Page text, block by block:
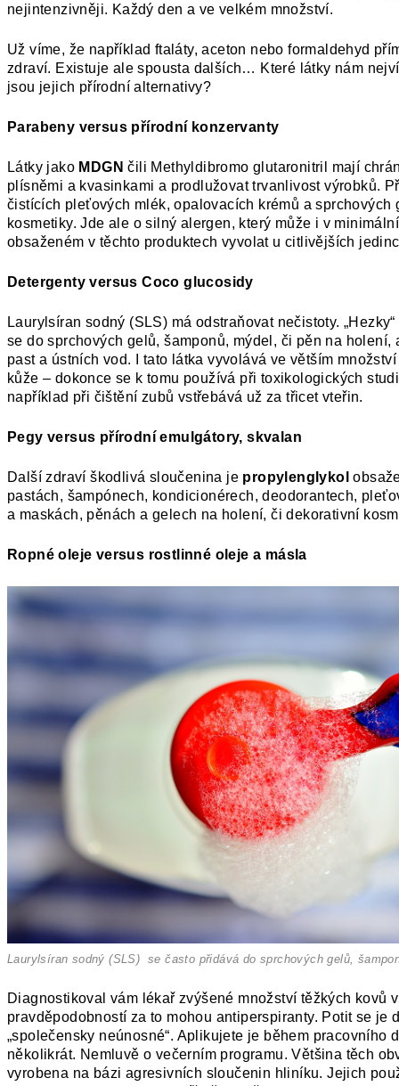
nejintenzivněji. Každý den a ve velkém množství.
Už víme, že například ftaláty, aceton nebo formaldehyd
zdraví. Existuje ale spousta dalších… Které látky nám
jsou jejich přírodní alternativy?
Parabeny versus přírodní konzervanty
Látky jako MDGN čili Methyldibromo glutaronitril mají
plísněmi a kvasinkami a prodlužovat trvanlivost výrobků.
čistících pleťových mlék, opalovacích krémů a sprchových
kosmetiky. Jde ale o silný alergen, který může i v
obsaženém v těchto produktech vyvolat u citlivějších
Detergenty versus Coco glucosidy
Laurylsíran sodný (SLS) má odstraňovat nečistoty.
se do sprchových gelů, šamponů, mýdel, či pěn na holení,
past a ústních vod. I tato látka vyvolává ve větším
kůže – dokonce se k tomu používá při toxikologických
například při čištění zubů vstřebává už za třicet vteřin.
Pegy versus přírodní emulgátory, skvalan
Další zdraví škodlivá sloučenina je propylenglykol
pastách, šampónech, kondicionérech, deodorantech,
a maskách, pěnách a gelech na holení, či dekorativní
Ropné oleje versus rostlinné oleje a másla
Laurylsíran sodný (SLS) se často přidává do sprchových gelů,
Diagnostikoval vám lékař zvýšené množství těžkých kovů
pravděpodobností za to mohou antiperspiranty. Potit se je
„společensky neúnosné“. Aplikujete je během pracovního
několikrát. Nemluvě o večerním programu. Většina těch
vyrobena na bázi agresivních sloučenin hliníku. Jejich